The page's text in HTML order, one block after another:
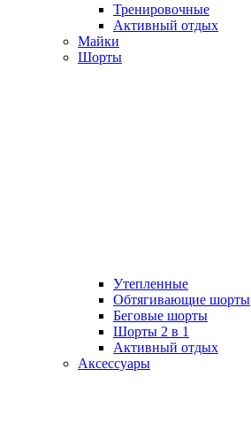
Тренировочные
Активный отдых
Майки
Шорты
Утепленные
Обтягивающие шорты
Беговые шорты
Шорты 2 в 1
Активный отдых
Аксессуары